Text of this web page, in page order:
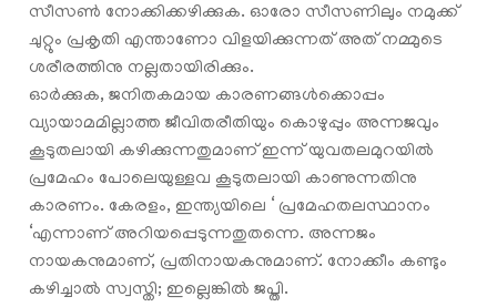
സീസൺ നോക്കിക്കഴിക്കുക. ഓരോ സീസണിലും നമുക്ക്
ചുറ്റും പ്രകൃതി എന്താണോ വിളയിക്കുന്നത് അത് നമ്മുടെ
ശരീരത്തിനു നല്ലതായിരിക്കും.
ഓർക്കുക, ജനിതകമായ കാരണങ്ങൾക്കൊപ്പം
വ്യായാമമില്ലാത്ത ജീവിതരീതിയും കൊഴുപ്പും അന്നജവും
കൂടുതലായി കഴിക്കുന്നതുമാണ് ഇന്ന് യുവതലമുറയിൽ
പ്രമേഹം പോലെയുള്ളവ കൂടുതലായി കാണുന്നതിനു
കാരണം. കേരളം, ഇന്ത്യയിലെ ‘ പ്രമേഹതലസ്ഥാനം
‘എന്നാണ് അറിയപ്പെടുന്നതുതന്നെ. അന്നജം
നായകനുമാണ്, പ്രതിനായകനുമാണ്. നോക്കീം കണ്ടും
കഴിച്ചാൽ സ്വസ്തി; ഇല്ലെങ്കിൽ ജപ്തി.